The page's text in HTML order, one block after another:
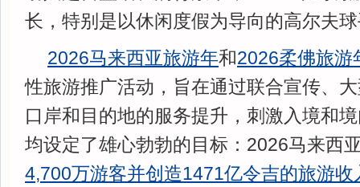
长，特别是以休闲度假为导向的高尔夫
2026马来西亚旅游年和2026柔佛旅游
性旅游推广活动，旨在通过联合宣传、
口岸和目的地的服务提升，刺激入境和
均设定了雄心勃勃的目标：2026马来西
4,700万游客并创造1471亿令吉的旅游收